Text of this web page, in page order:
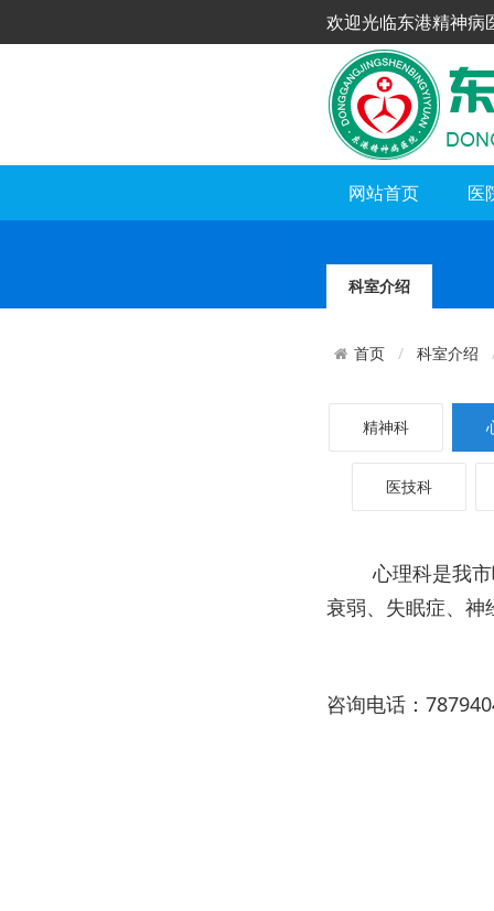
欢迎光临东港精神病
网站首页 医
科室介绍
首页 科室介绍
精神科
医技科
心理科是我市
衰弱、失眠症、神
咨询电话：